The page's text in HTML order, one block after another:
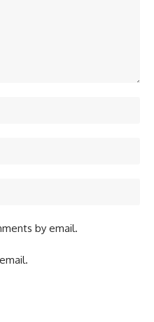
by email.